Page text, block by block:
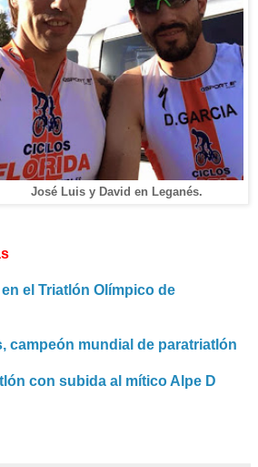
José Luis y David en Leganés.
el Triatlón Olímpico de
campeón mundial de paratriatlón
con subida al mítico Alpe D